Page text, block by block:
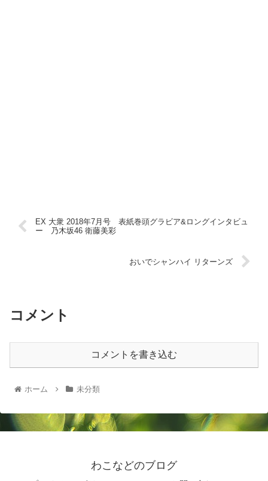
EX 大衆 2018年7月号 表紙巻頭グラビア&ロングインタビュ
ー 乃木坂46 衛藤美彩
おいでシャンハイ リターンズ
コメント
コメントを書き込む
ホーム 未分類
わこなどのブログ